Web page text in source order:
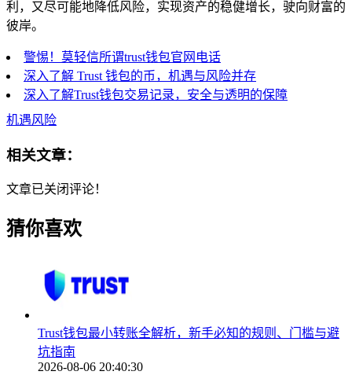
利，又尽可能地降低风险，实现资产的稳健增长，驶向财富的
彼岸。
警惕！莫轻信所谓trust钱包官网电话
深入了解 Trust 钱包的币，机遇与风险并存
深入了解Trust钱包交易记录，安全与透明的保障
机遇风险
相关文章：
文章已关闭评论！
猜你喜欢
Trust钱包最小转账全解析，新手必知的规则、门槛与避
坑指南
2026-08-06 20:40:30